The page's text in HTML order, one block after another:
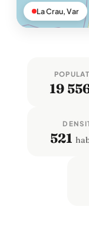
La Crau, Var
19
521